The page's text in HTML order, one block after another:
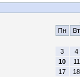
Пн
Вт
3
4
10
11
17
18